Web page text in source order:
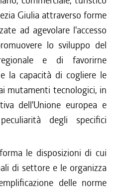
Giulia attraverso forme
ad agevolare l'accesso
lo sviluppo del
e di favorirne
la capacità di cogliere le
mutamenti tecnologici, in
dell'Unione europea e
degli specifici
le disposizioni di cui
di settore e le organizza
delle norme